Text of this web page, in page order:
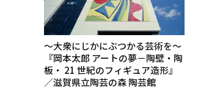
〜大衆にじかにぶつかる芸術を〜
『岡本太郎 アートの夢－陶壁・陶
板・ 21 世紀のフィギュア造形』
／滋賀県立陶芸の森 陶芸館